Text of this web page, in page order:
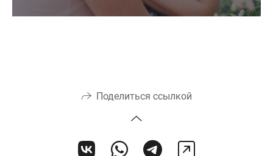
Поделиться ссылкой